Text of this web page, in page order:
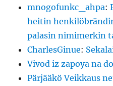
mnogofunkc_ahpa:
heitin
palasin nimimerkin
CharlesGinue:
Vivod iz zapoya na
Pärjääkö Veikkaus